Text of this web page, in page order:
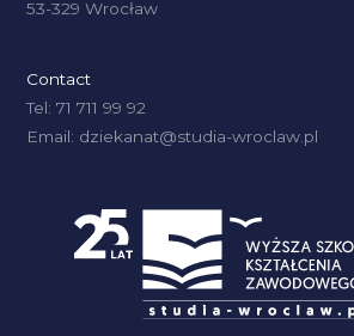
53-329 Wrocław
Contact
Tel: 71 711 99 92
Email: dziekanat@studia-wroclaw.pl